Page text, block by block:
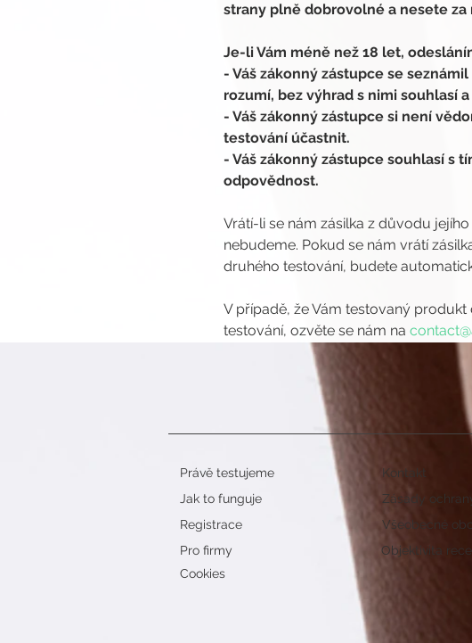
strany plně dobrovolné a nesete
Je-li Vám méně než 18 let,
- Váš zákonný zástupce se
rozumí, bez výhrad s nimi souhlasí
- Váš zákonný zástupce si není
testování účastnit.
- Váš zákonný zástupce souhlasí s
odpovědnost.
Vrátí-li se nám zásilka z důvodu
nebudeme. Pokud se nám vrátí
druhého testování, budete
V případě, že Vám testovaný
testování, ozvěte se nám na
Právě testujeme
Jak to funguje
Registrace
Pro firmy
Kontakt
Zásady
Všeobecné
Objektivita
Cookies